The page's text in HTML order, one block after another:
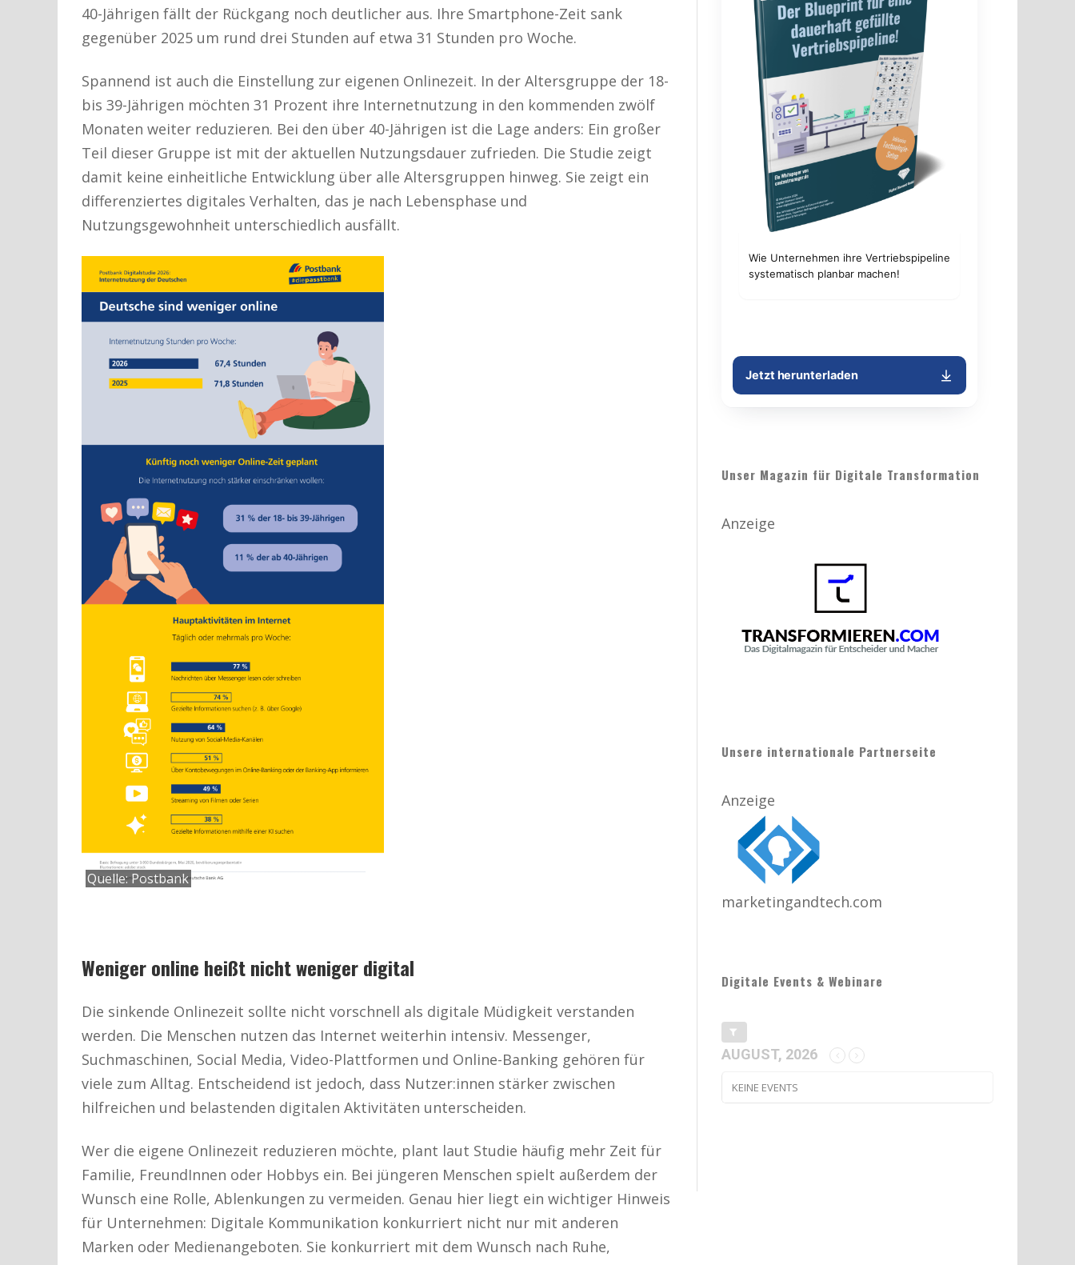
40-Jährigen fällt der Rückgang noch deutlicher aus. Ihre Smartphone-Zeit sank
gegenüber 2025 um rund drei Stunden auf etwa 31 Stunden pro Woche.
Spannend ist auch die Einstellung zur eigenen Onlinezeit. In der Altersgruppe der 18-
bis 39-Jährigen möchten 31 Prozent ihre Internetnutzung in den kommenden zwölf
Monaten weiter reduzieren. Bei den über 40-Jährigen ist die Lage anders: Ein großer
Teil dieser Gruppe ist mit der aktuellen Nutzungsdauer zufrieden. Die Studie zeigt
damit keine einheitliche Entwicklung über alle Altersgruppen hinweg. Sie zeigt ein
differenziertes digitales Verhalten, das je nach Lebensphase und
Nutzungsgewohnheit unterschiedlich ausfällt.
Quelle: Postbank
Weniger online heißt nicht weniger digital
Die sinkende Onlinezeit sollte nicht vorschnell als digitale Müdigkeit verstanden
werden. Die Menschen nutzen das Internet weiterhin intensiv. Messenger,
Suchmaschinen, Social Media, Video-Plattformen und Online-Banking gehören für
viele zum Alltag. Entscheidend ist jedoch, dass Nutzer:innen stärker zwischen
hilfreichen und belastenden digitalen Aktivitäten unterscheiden.
Wer die eigene Onlinezeit reduzieren möchte, plant laut Studie häufig mehr Zeit für
Familie, FreundInnen oder Hobbys ein. Bei jüngeren Menschen spielt außerdem der
Wunsch eine Rolle, Ablenkungen zu vermeiden. Genau hier liegt ein wichtiger Hinweis
für Unternehmen: Digitale Kommunikation konkurriert nicht nur mit anderen
Marken oder Medienangeboten. Sie konkurriert mit dem Wunsch nach Ruhe,
Unser Magazin für Digitale Transformation
Anzeige
Unsere internationale Partnerseite
Anzeige
marketingandtech.com
Digitale Events & Webinare
AUGUST, 2026
KEINE EVENTS